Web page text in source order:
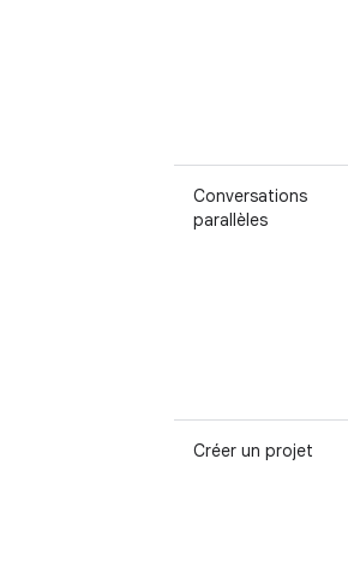
Conversations
parallèles
Créer un projet